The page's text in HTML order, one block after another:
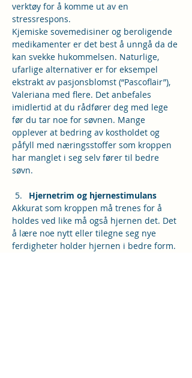
verktøy for å komme ut av en
stressrespons.
Kjemiske sovemedisiner og beroligende
medikamenter er det best å unngå da de
kan svekke hukommelsen. Naturlige,
ufarlige alternativer er for eksempel
ekstrakt av pasjonsblomst (“Pascoflair”),
Valeriana med flere. Det anbefales
imidlertid at du rådfører deg med lege
før du tar noe for søvnen. Mange
opplever at bedring av kostholdet og
påfyll med næringsstoffer som kroppen
har manglet i seg selv fører til bedre
søvn.
Hjernetrim og hjernestimulans
Akkurat som kroppen må trenes for å
holdes ved like må også hjernen det. Det
å lære noe nytt eller tilegne seg nye
ferdigheter holder hjernen i bedre form.